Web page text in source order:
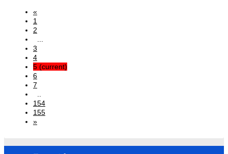
«
1
2
3
4
5 (current)
6
7
154
155
»